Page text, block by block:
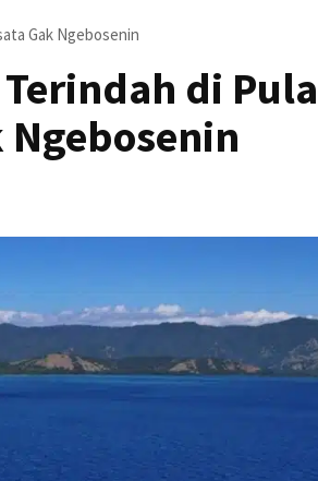
Gak Ngebosenin
di
Ngebosenin